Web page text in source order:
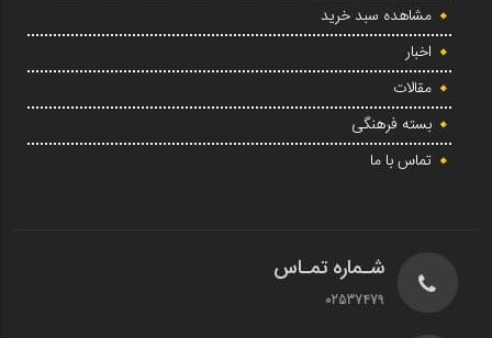
مشاهده سبد خرید
اخبار
مقالات
بسته فرهنگی
تماس با ما
شـماره تمـاس
02537479